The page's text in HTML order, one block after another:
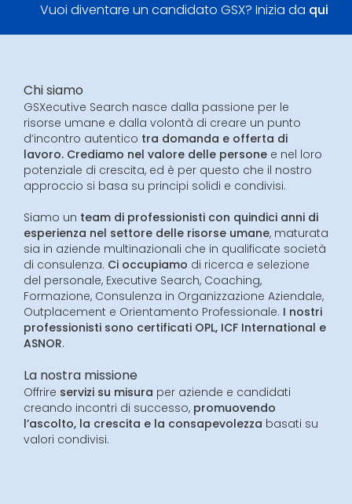
Vuoi diventare un candidato GSX? Inizia da qui
Chi siamo
GSXecutive Search nasce dalla passione per le
risorse umane e dalla volontà di creare un punto
d’incontro autentico tra domanda e offerta di
lavoro. Crediamo nel valore delle persone e nel loro
potenziale di crescita, ed è per questo che il nostro
approccio si basa su principi solidi e condivisi.
Siamo un team di professionisti con quindici anni di
esperienza nel settore delle risorse umane, maturata
sia in aziende multinazionali che in qualificate società
di consulenza. Ci occupiamo di ricerca e selezione
del personale, Executive Search, Coaching,
Formazione, Consulenza in Organizzazione Aziendale,
Outplacement e Orientamento Professionale. I nostri
professionisti sono certificati OPL, ICF International e
ASNOR.
La nostra missione
Offrire servizi su misura per aziende e candidati
creando incontri di successo, promuovendo
l’ascolto, la crescita e la consapevolezza basati su
valori condivisi.